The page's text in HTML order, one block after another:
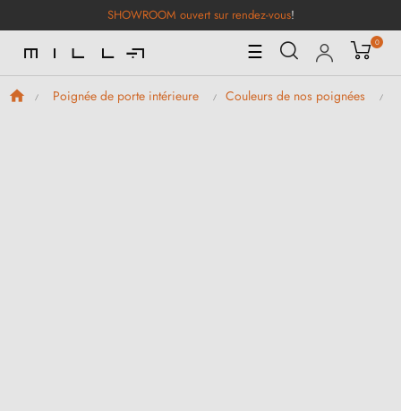
SHOWROOM ouvert sur rendez-vous!
Basculer
la
navigation
☰ 0
Poignée de porte intérieure Couleurs de nos poignées